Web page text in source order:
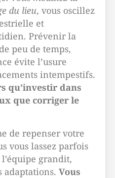
du lieu, vous oscillez
et
Prévenir la
peu de temps,
évite l’usure
intempestifs.
qu’investir dans
que corriger le
de repenser votre
vous lassez parfois
grandit,
adaptations. Vous